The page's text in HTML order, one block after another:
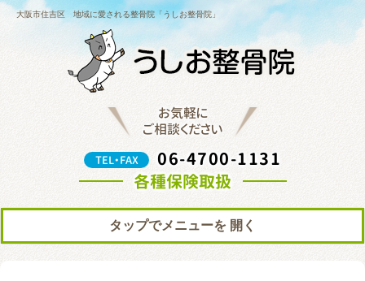
大阪市住吉区 地域に愛される整骨院「うしお整骨院」
お気軽に
ご相談ください
TEL・FAX
06-4700-1131
各種保険取扱
タップでメニューを